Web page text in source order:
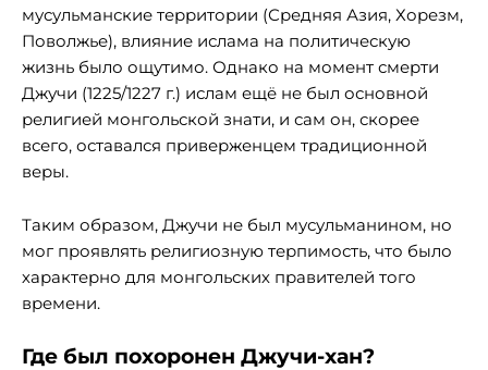
мусульманские территории (Средняя Азия, Хорезм,
Поволжье), влияние ислама на политическую
жизнь было ощутимо. Однако на момент смерти
Джучи (1225/1227 г.) ислам ещё не был основной
религией монгольской знати, и сам он, скорее
всего, оставался приверженцем традиционной
веры.
Таким образом, Джучи не был мусульманином, но
мог проявлять религиозную терпимость, что было
характерно для монгольских правителей того
времени.
Где был похоронен Джучи-хан?